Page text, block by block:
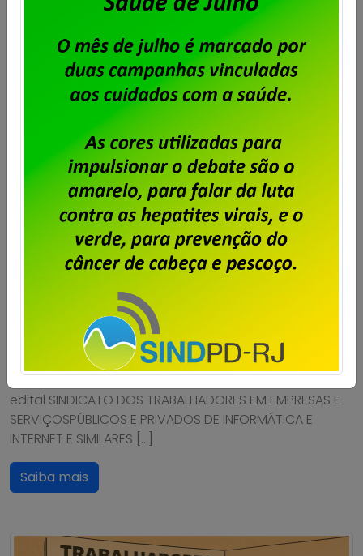
Serpro – assembleia para deliberar
greve por tempo indeterminado
Publicado por Imprensaem14/10/2025.
A diretoria do Sindpd-RJ realizará assembleia com os
outubro, às 12 horas, para tratar das demissões
anunciadas pelaempresa. A assembleia será virtual e
o link para acesso à sala
é:https://us06web.zoom.us/j/89973392192?
pwd=JNhj5882Bwz5airSiOxs2CndOOgvWW.1Confira o
edital SINDICATO DOS TRABALHADORES EM EMPRESAS E
SERVIÇOSPÚBLICOS E PRIVADOS DE INFORMÁTICA E
INTERNET E SIMILARES […]
Saiba mais